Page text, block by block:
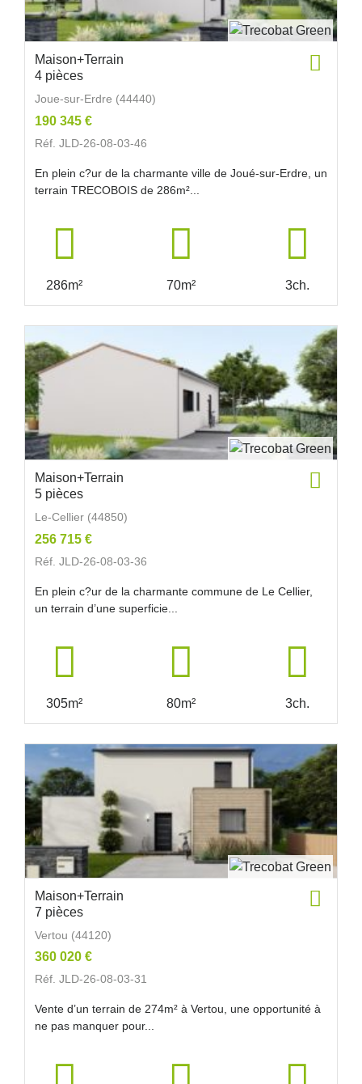
Maison+Terrain
4 pièces
Joue-sur-Erdre (44440)
190 345 €
Réf. JLD-26-08-03-46
En plein c?ur de la charmante ville de Joué-sur-Erdre, un
terrain TRECOBOIS de 286m²...
286m² 70m² 3ch.
Maison+Terrain
5 pièces
Le-Cellier (44850)
256 715 €
Réf. JLD-26-08-03-36
En plein c?ur de la charmante commune de Le Cellier,
un terrain d’une superficie...
305m² 80m² 3ch.
Maison+Terrain
7 pièces
Vertou (44120)
360 020 €
Réf. JLD-26-08-03-31
Vente d’un terrain de 274m² à Vertou, une opportunité à
ne pas manquer pour...